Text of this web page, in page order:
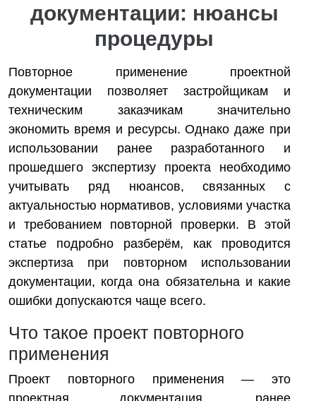
документации: нюансы
процедуры
Повторное применение проектной
документации позволяет застройщикам и
техническим заказчикам значительно
экономить время и ресурсы. Однако даже при
использовании ранее разработанного и
прошедшего экспертизу проекта необходимо
учитывать ряд нюансов, связанных с
актуальностью нормативов, условиями участка
и требованием повторной проверки. В этой
статье подробно разберём, как проводится
экспертиза при повторном использовании
документации, когда она обязательна и какие
ошибки допускаются чаще всего.
Что такое проект повторного
применения
Проект повторного применения — это
проектная документация, ранее